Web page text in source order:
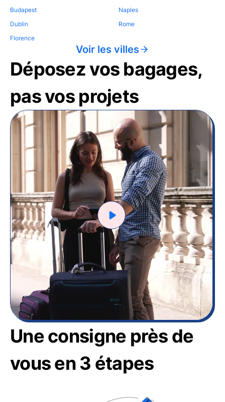
Budapest
Dublin
Florence
Naples
Rome
Voir les villes
Déposez vos bagages,
pas vos projets
Une consigne près de
vous en 3 étapes